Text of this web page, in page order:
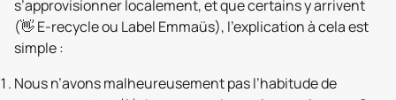
s’approvisionner localement, et que certains y arrivent
(👋 E-recycle ou Label Emmaüs), l’explication à cela est
simple :
Nous n’avons malheureusement pas l’habitude de